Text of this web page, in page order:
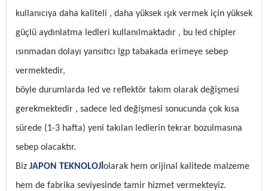
kullanıcıya daha kaliteli , daha yüksek ışık vermek için yüksek
güçlü aydınlatma ledleri kullanılmaktadır , bu led chipler
ısınmadan dolayı yansıtıcı lgp tabakada erimeye sebep
vermektedir,
böyle durumlarda led ve reflektör takım olarak değişmesi
gerekmektedir , sadece led değişmesi sonucunda çok kısa
sürede (1-3 hafta) yeni takılan ledlerin tekrar bozulmasına
sebep olacaktır.
Biz JAPON TEKNOLOJİ olarak hem orijinal kalitede malzeme
hem de fabrika seviyesinde tamir hizmet vermekteyiz.